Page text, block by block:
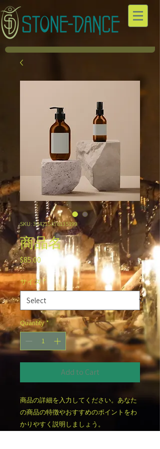
SKU: 364215376135199
商品名
$85.00
サイズ *
Quantity *
Add to Cart
商品の詳細を入力してください。あなた
の商品の特徴やおすすめのポイントをわ
かりやすく説明しましょう。